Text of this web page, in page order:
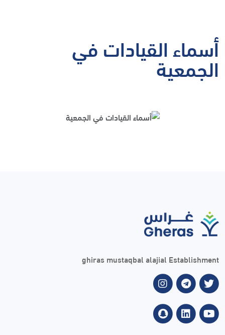
أسماء القيادات في
الجمعية
ghiras mustaqbal alajial Establishment